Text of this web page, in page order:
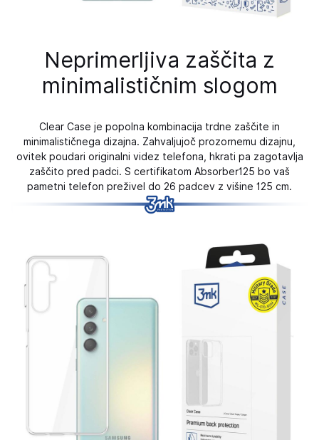
Neprimerljiva zaščita z
minimalističnim slogom
Clear Case je popolna kombinacija trdne zaščite in
minimalističnega dizajna. Zahvaljujoč prozornemu dizajnu,
ovitek poudari originalni videz telefona, hkrati pa zagotavlja
zaščito pred padci. S certifikatom Absorber125 bo vaš
pametni telefon preživel do 26 padcev z višine 125 cm.